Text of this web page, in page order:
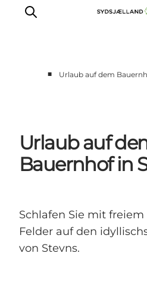
Events
Essen
Unterkunft
■ Urlaub auf dem
Urlaub auf
Bauernhof in
Schlafen Sie mit
Felder auf den
von Stevns.